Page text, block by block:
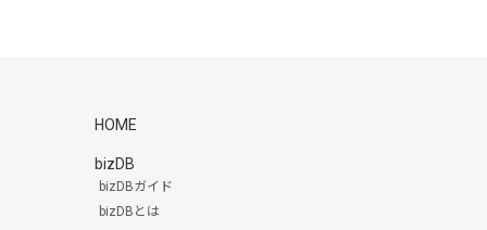
HOME
bizDB
bizDBガイド
bizDBとは